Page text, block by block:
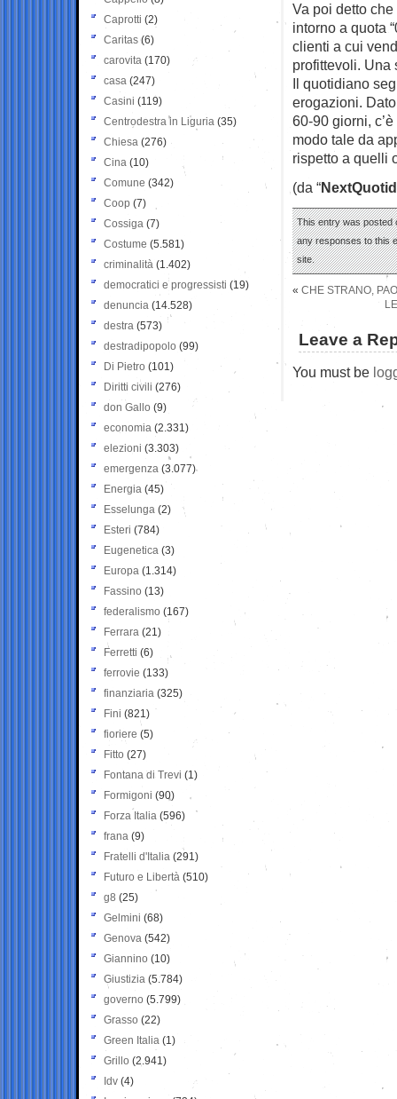
Va poi detto
intorno a quota
clienti a cui
profittevoli. Una
Il quotidiano
erogazioni.
60-90 giorni,
modo tale da
rispetto a quelli
(da “
This entry was posted
any responses to this
site.
« CHE STRANO,
Leave a
You must be
Caprotti (2)
Caritas (6)
carovita (170)
casa (247)
Casini (119)
Centrodestra in Liguria (35)
Chiesa (276)
Cina (10)
Comune (342)
Coop (7)
Cossiga (7)
Costume (5.581)
criminalità (1.402)
democratici e progressisti (19)
denuncia (14.528)
destra (573)
destradipopolo (99)
Di Pietro (101)
Diritti civili (276)
don Gallo (9)
economia (2.331)
elezioni (3.303)
emergenza (3.077)
Energia (45)
Esselunga (2)
Esteri (784)
Eugenetica (3)
Europa (1.314)
Fassino (13)
federalismo (167)
Ferrara (21)
Ferretti (6)
ferrovie (133)
finanziaria (325)
Fini (821)
fioriere (5)
Fitto (27)
Fontana di Trevi (1)
Formigoni (90)
Forza Italia (596)
frana (9)
Fratelli d'Italia (291)
Futuro e Libertà (510)
g8 (25)
Gelmini (68)
Genova (542)
Giannino (10)
Giustizia (5.784)
governo (5.799)
Grasso (22)
Green Italia (1)
Grillo (2.941)
Idv (4)